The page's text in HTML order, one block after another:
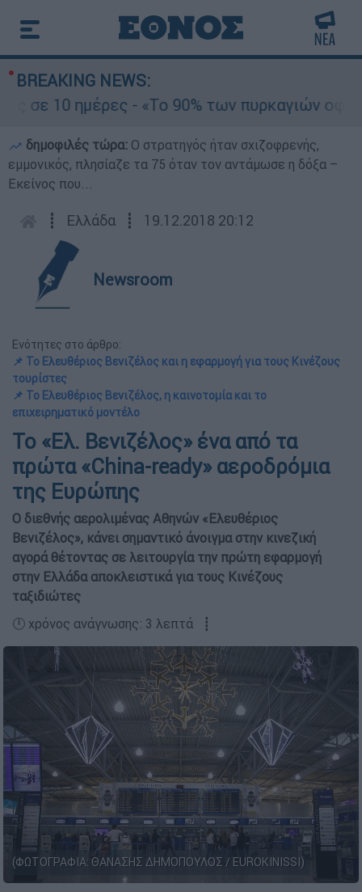
BREAKING NEWS:
ημέρες - «Το 90% των πυρκαγιών
δημοφιλές τώρα: O στρατηγός ήταν σχιζοφρενής,
εμμονικός, πλησίαζε τα 75 όταν τον αντάμωσε η δόξα –
Εκείνος που...
┋ Ελλάδα ┋ 19.12.2018 20:12
Newsroom
Ενότητες στο άρθρο:
📌 Το Ελευθέριος Βενιζέλος και η εφαρμογή για τους Κινέζους
τουρίστες
📌 Το Ελευθέριος Βενιζέλος, η καινοτομία και το
επιχειρηματικό μοντέλο
Το «Ελ. Βενιζέλος» ένα από τα
πρώτα «China-ready» αεροδρόμια
της Ευρώπης
Ο διεθνής αερολιμένας Αθηνών «Ελευθέριος
Βενιζέλος», κάνει σημαντικό άνοιγμα στην κινεζική
αγορά θέτοντας σε λειτουργία την πρώτη εφαρμογή
στην Ελλάδα αποκλειστικά για τους Κινέζους
ταξιδιώτες
🕛 χρόνος ανάγνωσης: 3 λεπτά ┋
(ΦΩΤΟΓΡΑΦΙΑ: ΘΑΝΑΣΗΣ ΔΗΜΟΠΟΥΛΟΣ / EUROKINISSI)